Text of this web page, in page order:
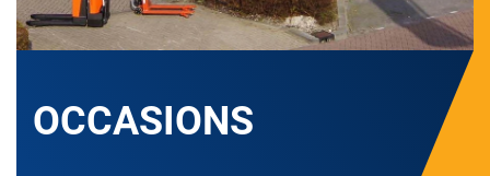
OCCASIONS